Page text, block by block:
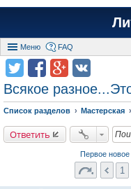
Меню FAQ
Всякое
Список разделов Мастерская
Ответить
Первое
1